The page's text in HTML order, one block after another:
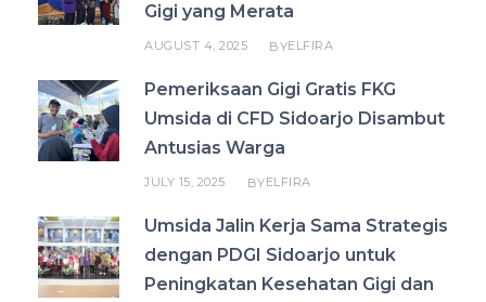
Gigi yang Merata
AUGUST 4, 2025 BYELFIRA
Pemeriksaan Gigi Gratis FKG
Umsida di CFD Sidoarjo Disambut
Antusias Warga
JULY 15, 2025 BYELFIRA
Umsida Jalin Kerja Sama Strategis
dengan PDGI Sidoarjo untuk
Peningkatan Kesehatan Gigi dan